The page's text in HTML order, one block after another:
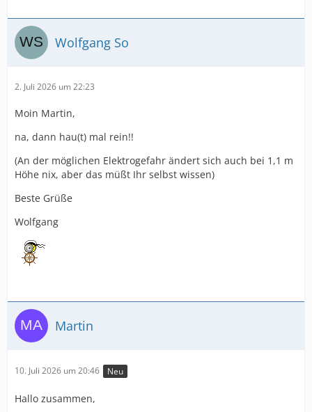
Wolfgang So
2. Juli 2026 um 22:23
Moin Martin,
na, dann hau(t) mal rein!!
(An der möglichen Elektrogefahr ändert sich auch bei 1,1 m
Höhe nix, aber das müßt Ihr selbst wissen)
Beste Grüße
Wolfgang
Martin
10. Juli 2026 um 20:46 Neu
Hallo zusammen,